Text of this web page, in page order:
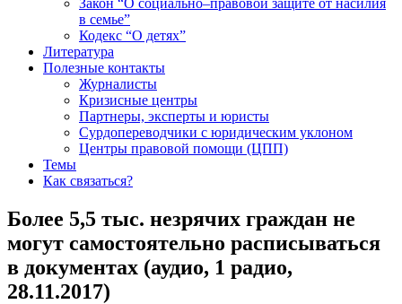
Закон “О социально–правовой защите от насилия
в семье”
Кодекс “О детях”
Литература
Полезные контакты
Журналисты
Кризисные центры
Партнеры, эксперты и юристы
Сурдопереводчики с юридическим уклоном
Центры правовой помощи (ЦПП)
Темы
Как связаться?
Более 5,5 тыс. незрячих граждан не
могут самостоятельно расписываться
в документах (аудио, 1 радио,
28.11.2017)